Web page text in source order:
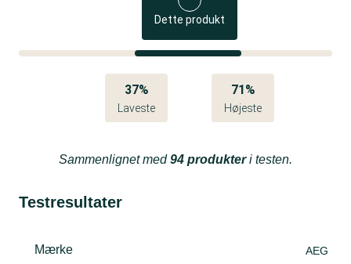
Dette produkt
37%
Laveste
71%
Højeste
Sammenlignet med94 produkteri testen.
Testresultater
Mærke AEG